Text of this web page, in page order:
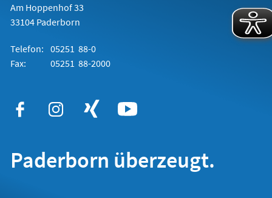
Am Hoppenhof 33
33104 Paderborn
Telefon: 05251 88-0
Fax:
05251 88-2000
Paderborn überzeugt.